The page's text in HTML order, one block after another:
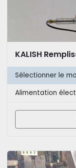
Sélectionner le
Alimentation